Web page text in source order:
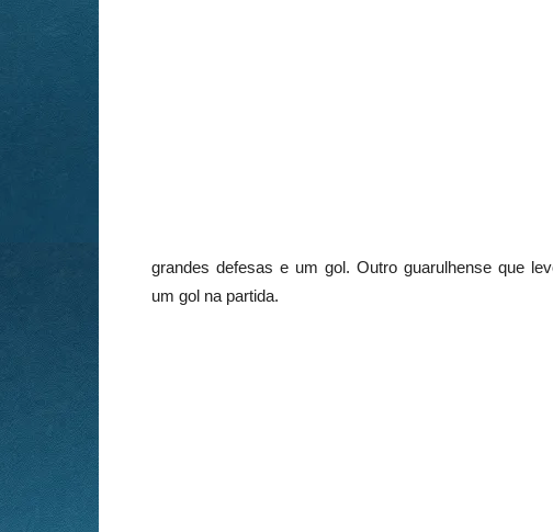
grandes defesas e um gol. Outro guarulhense que
um gol na partida.